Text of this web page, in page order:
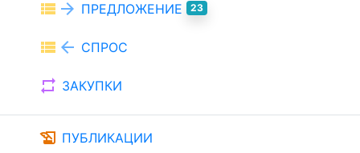
view_list arrow_forward ПРЕДЛОЖЕНИЕ 23
view_list arrow_back СПРОС
repeat ЗАКУПКИ
history_edu ПУБЛИКАЦИИ